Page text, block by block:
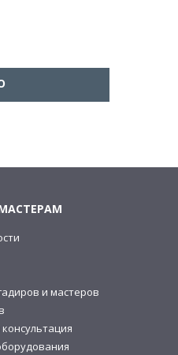
и мастеров